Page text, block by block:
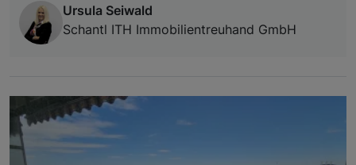
Ursula Seiwald
Schantl ITH Immobilientreuhand GmbH